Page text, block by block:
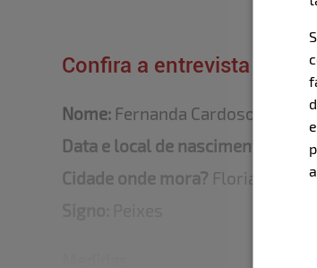
Confira a entrevista que
Nome:Fernanda Cardoso
Data e local de nascimento:
16/
Cidade onde mora? Florianópolis